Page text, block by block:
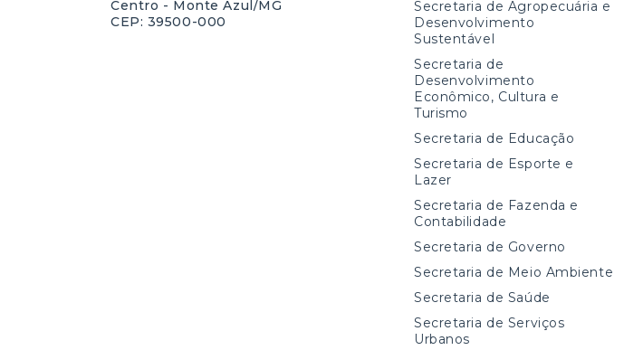
Centro - Monte Azul/MG
CEP: 39500-000
Secretaria de Agropecuária e
Desenvolvimento
Sustentável
Secretaria de
Desenvolvimento
Econômico, Cultura e
Turismo
Secretaria de Educação
Secretaria de Esporte e
Lazer
Secretaria de Fazenda e
Contabilidade
Secretaria de Governo
Secretaria de Meio Ambiente
Secretaria de Saúde
Secretaria de Serviços
Urbanos